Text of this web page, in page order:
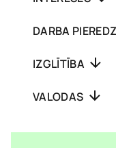
DARBA
IZGLĪTĪBA
VALODAS